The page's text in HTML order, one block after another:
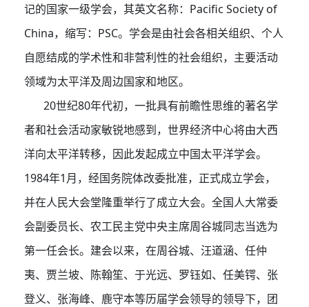
记的国家一级学会，其英文名称：Pacific Society of
China，缩写：PSC。学会是由社会各相关组织、个人
自愿结成的学术性和非营利性的社会组织，主要活动
领域为太平洋及周边国家和地区。
20世纪80年代初，一批具有前瞻性思维的著名学
者和社会活动家敏锐地感到，世界经济中心将由大西
洋向太平洋转移，因此发起成立中国太平洋学会。
1984年1月，经国务院体改委批准，正式成立学会，
并在人民大会堂隆重举行了成立大会。全国人大常委
会副委员长、农工民主党中央主席周谷城同志当选为
第一任会长。建会以来，在周谷城、汪道涵、任仲
夷、贾兰坡、陈翰笙、于光远、罗钰如、任美锷、张
登义、张海峰、鹿守本等历届学会领导的领导下，团